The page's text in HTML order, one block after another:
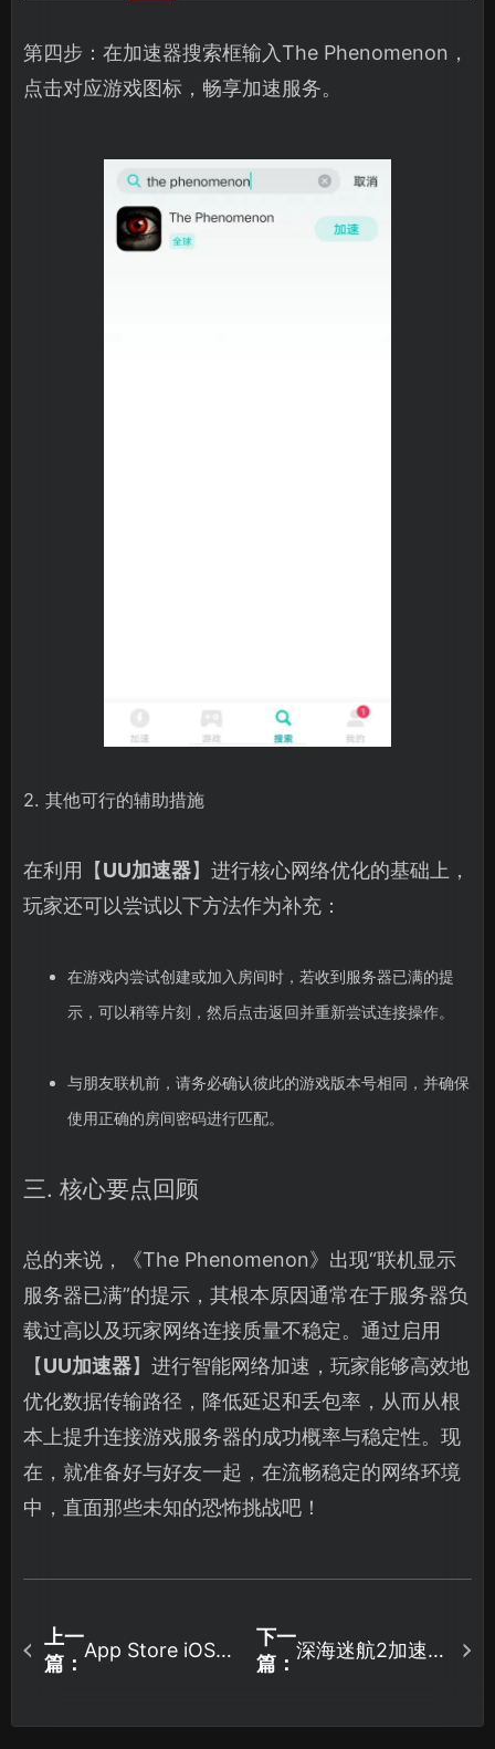
第四步：在加速器搜索框输入The Phenomenon，
点击对应游戏图标，畅享加速服务。
2. 其他可行的辅助措施
在利用【UU加速器】进行核心网络优化的基础上，
玩家还可以尝试以下方法作为补充：
在游戏内尝试创建或加入房间时，若收到服务器已满的提
示，可以稍等片刻，然后点击返回并重新尝试连接操作。
与朋友联机前，请务必确认彼此的游戏版本号相同，并确保
使用正确的房间密码进行匹配。
三. 核心要点回顾
总的来说，《The Phenomenon》出现“联机显示
服务器已满”的提示，其根本原因通常在于服务器负
载过高以及玩家网络连接质量不稳定。通过启用
【UU加速器】进行智能网络加速，玩家能够高效地
优化数据传输路径，降低延迟和丢包率，从而从根
本上提升连接游戏服务器的成功概率与稳定性。现
在，就准备好与好友一起，在流畅稳定的网络环境
中，直面那些未知的恐怖挑战吧！
上一
篇：
App Store iOS换
案！
下一
篇：
深海迷航2加速器
荐！